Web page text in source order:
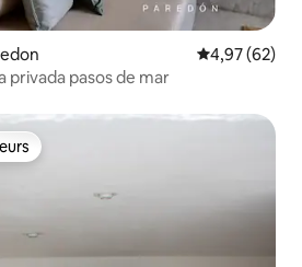
Évaluation
4,97 (62)
privada pasos de mar